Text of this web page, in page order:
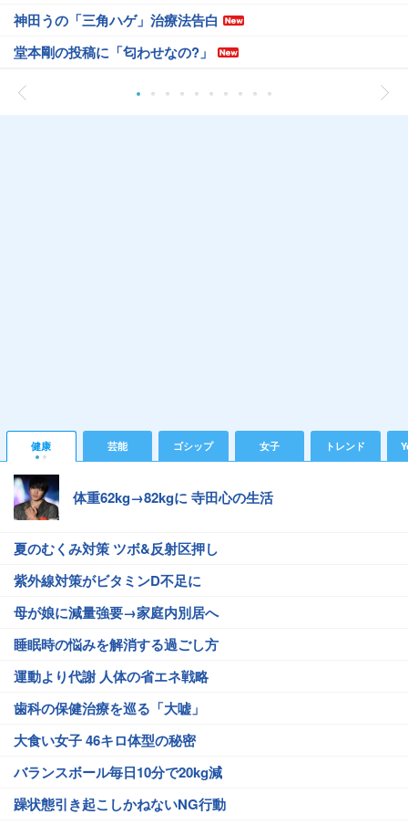
神田うの「三角ハゲ」治療法告白
堂本剛の投稿に「匂わせなの?」
健康 芸能 ゴシップ 女子 トレンド
体重62kg→82kgに 寺田心の生活
夏のむくみ対策 ツボ&反射区押し
紫外線対策がビタミンD不足に
母が娘に減量強要→家庭内別居へ
睡眠時の悩みを解消する過ごし方
運動より代謝 人体の省エネ戦略
歯科の保健治療を巡る「大嘘」
大食い女子 46キロ体型の秘密
バランスボール毎日10分で20kg減
躁状態引き起こしかねないNG行動